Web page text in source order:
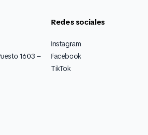
1603 –
Redes sociales
Instagram
Facebook
TikTok